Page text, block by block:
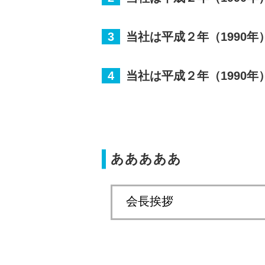
3 当社は平成２年（1990年）
4 当社は平成２年（1990年）
あああああ
会長挨拶